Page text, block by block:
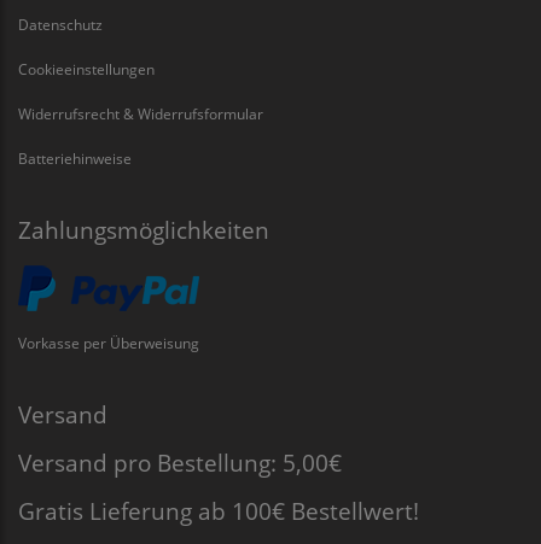
Datenschutz
Cookieeinstellungen
Widerrufsrecht & Widerrufsformular
Batteriehinweise
Zahlungsmöglichkeiten
Vorkasse per Überweisung
Versand
Versand pro Bestellung: 5,00€
Gratis Lieferung ab 100€ Bestellwert!